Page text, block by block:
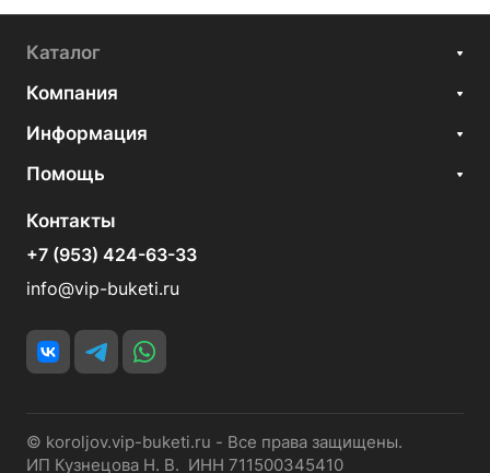
Каталог
Компания
Информация
Помощь
Контакты
+7 (953) 424-63-33
info@vip-buketi.ru
© koroljov.vip-buketi.ru - Все права защищены.
ИП Кузнецова Н. В. ИНН 711500345410